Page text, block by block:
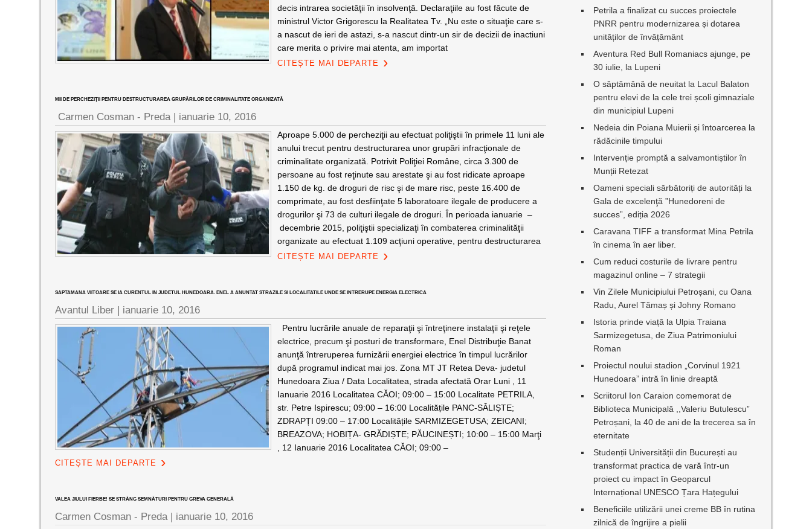
decis intrarea societăţii în insolvenţă. Declaraţiile au fost făcute de
ministrul Victor Grigorescu la Realitatea Tv. „Nu este o situaţie care s-
a nascut de ieri de astazi, s-a nascut dintr-un sir de decizii de inactiuni
care merita o privire mai atenta, am importat
CITEȘTE MAI DEPARTE
MII DE PERCHEZIŢII PENTRU DESTRUCTURAREA GRUPĂRILOR DE CRIMINALITATE ORGANIZATĂ
Carmen Cosman - Preda | ianuarie 10, 2016
Aproape 5.000 de percheziţii au efectuat poliţiştii în primele 11 luni ale
anului trecut pentru destructurarea unor grupări infracţionale de
criminalitate organizată. Potrivit Poliţiei Române, circa 3.300 de
persoane au fost reţinute sau arestate şi au fost ridicate aproape
1.150 de kg. de droguri de risc şi de mare risc, peste 16.400 de
comprimate, au fost desfiinţate 5 laboratoare ilegale de producere a
drogurilor şi 73 de culturi ilegale de droguri. În perioada ianuarie –
decembrie 2015, poliţiştii specializaţi în combaterea criminalităţii
organizate au efectuat 1.109 acţiuni operative, pentru destructurarea
CITEȘTE MAI DEPARTE
SAPTAMANA VIITOARE SE IA CURENTUL IN JUDETUL HUNEDOARA. ENEL A ANUNTAT STRAZILE SI LOCALITATILE UNDE SE INTRERUPE ENERGIA ELECTRICA
Avantul Liber | ianuarie 10, 2016
Pentru lucrările anuale de reparaţii şi întreţinere instalaţii şi reţele
electrice, precum şi posturi de transformare, Enel Distribuţie Banat
anunţă întreruperea furnizării energiei electrice în timpul lucrărilor
după programul indicat mai jos. Zona MT JT Retea Deva- judetul
Hunedoara Ziua / Data Localitatea, strada afectată Orar Luni , 11
Ianuarie 2016 Localitatea CĂOI; 09:00 – 15:00 Localitate PETRILA,
str. Petre Ispirescu; 09:00 – 16:00 Localitățile PANC-SĂLIȘTE;
ZDRAPȚI 09:00 – 17:00 Localitățile SARMIZEGETUSA; ZEICANI;
BREAZOVA; HOBIȚA- GRĂDIȘTE; PĂUCINEȘTI; 10:00 – 15:00 Marţi
, 12 Ianuarie 2016 Localitatea CĂOI; 09:00 –
CITEȘTE MAI DEPARTE
VALEA JIULUI FIERBE! SE STRÂNG SEMNĂTURI PENTRU GREVA GENERALĂ
Carmen Cosman - Preda | ianuarie 10, 2016
Petrila a finalizat cu succes proiectele
PNRR pentru modernizarea și dotarea
unităților de învățământ
Aventura Red Bull Romaniacs ajunge, pe
30 iulie, la Lupeni
O săptămână de neuitat la Lacul Balaton
pentru elevi de la cele trei școli gimnaziale
din municipiul Lupeni
Nedeia din Poiana Muierii și întoarcerea la
rădăcinile timpului
Intervenție promptă a salvamontiștilor în
Munții Retezat
Oameni speciali sărbătoriți de autorități la
Gala de excelenţă ”Hunedoreni de
succes”, ediția 2026
Caravana TIFF a transformat Mina Petrila
în cinema în aer liber.
Cum reduci costurile de livrare pentru
magazinul online – 7 strategii
Vin Zilele Municipiului Petroșani, cu Oana
Radu, Aurel Tămaș și Johny Romano
Istoria prinde viață la Ulpia Traiana
Sarmizegetusa, de Ziua Patrimoniului
Roman
Proiectul noului stadion „Corvinul 1921
Hunedoara” intră în linie dreaptă
Scriitorul Ion Caraion comemorat de
Biblioteca Municipală ,,Valeriu Butulescu”
Petroșani, la 40 de ani de la trecerea sa în
eternitate
Studenții Universității din București au
transformat practica de vară într-un
proiect cu impact în Geoparcul
Internațional UNESCO Țara Hațegului
Beneficiile utilizării unei creme BB în rutina
zilnică de îngrijire a pielii